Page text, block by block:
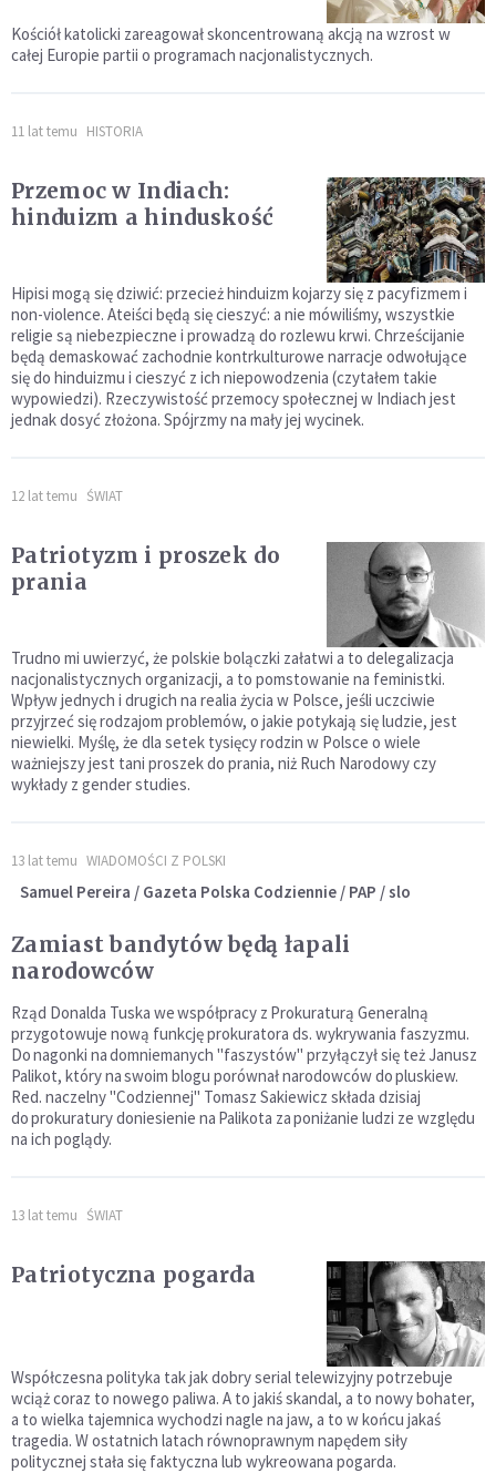
Kościół katolicki zareagował skoncentrowaną akcją na wzrost w
całej Europie partii o programach nacjonalistycznych.
11 lat temu HISTORIA
Przemoc w Indiach:
hinduizm a hinduskość
Hipisi mogą się dziwić: przecież hinduizm kojarzy się z pacyfizmem i
non-violence. Ateiści będą się cieszyć: a nie mówiliśmy, wszystkie
religie są niebezpieczne i prowadzą do rozlewu krwi. Chrześcijanie
będą demaskować zachodnie kontrkulturowe narracje odwołujące
się do hinduizmu i cieszyć z ich niepowodzenia (czytałem takie
wypowiedzi). Rzeczywistość przemocy społecznej w Indiach jest
jednak dosyć złożona. Spójrzmy na mały jej wycinek.
12 lat temu ŚWIAT
Patriotyzm i proszek do
prania
Trudno mi uwierzyć, że polskie bolączki załatwi a to delegalizacja
nacjonalistycznych organizacji, a to pomstowanie na feministki.
Wpływ jednych i drugich na realia życia w Polsce, jeśli uczciwie
przyjrzeć się rodzajom problemów, o jakie potykają się ludzie, jest
niewielki. Myślę, że dla setek tysięcy rodzin w Polsce o wiele
ważniejszy jest tani proszek do prania, niż Ruch Narodowy czy
wykłady z gender studies.
13 lat temu WIADOMOŚCI Z POLSKI
Samuel Pereira / Gazeta Polska Codziennie / PAP / slo
Zamiast bandytów będą łapali
narodowców
Rząd Donalda Tuska we współpracy z Prokuraturą Generalną
przygotowuje nową funkcję prokuratora ds. wykrywania faszyzmu.
Do nagonki na domniemanych "faszystów" przyłączył się też Janusz
Palikot, który na swoim blogu porównał narodowców do pluskiew.
Red. naczelny "Codziennej" Tomasz Sakiewicz składa dzisiaj
do prokuratury doniesienie na Palikota za poniżanie ludzi ze względu
na ich poglądy.
13 lat temu ŚWIAT
Patriotyczna pogarda
Współczesna polityka tak jak dobry serial telewizyjny potrzebuje
wciąż coraz to nowego paliwa. A to jakiś skandal, a to nowy bohater,
a to wielka tajemnica wychodzi nagle na jaw, a to w końcu jakaś
tragedia. W ostatnich latach równoprawnym napędem siły
politycznej stała się faktyczna lub wykreowana pogarda.